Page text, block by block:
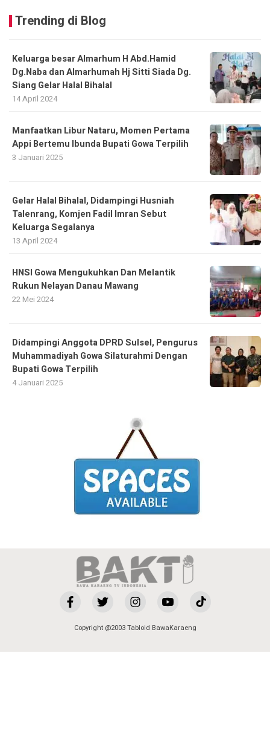
Trending di Blog
Keluarga besar Almarhum H Abd.Hamid
Dg.Naba dan Almarhumah Hj Sitti Siada Dg.
Siang Gelar Halal Bihalal
14 April 2024
Manfaatkan Libur Nataru, Momen Pertama
Appi Bertemu Ibunda Bupati Gowa Terpilih
3 Januari 2025
Gelar Halal Bihalal, Didampingi Husniah
Talenrang, Komjen Fadil Imran Sebut
Keluarga Segalanya
13 April 2024
HNSI Gowa Mengukuhkan Dan Melantik
Rukun Nelayan Danau Mawang
22 Mei 2024
Didampingi Anggota DPRD Sulsel, Pengurus
Muhammadiyah Gowa Silaturahmi Dengan
Bupati Gowa Terpilih
4 Januari 2025
Copyright @2003 Tabloid BawaKaraeng